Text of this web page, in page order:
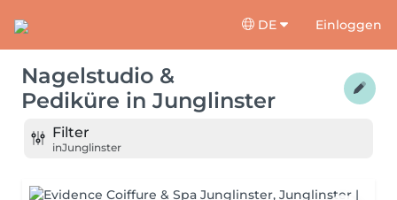
DE Einloggen
Nagelstudio &
Pediküre in Junglinster
Filter
inJunglinster